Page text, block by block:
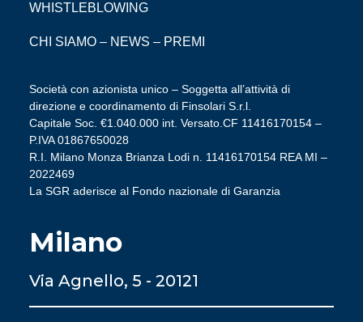
WHISTLEBLOWING
CHI SIAMO – NEWS – PREMI
Società con azionista unico – Soggetta all’attività di
direzione e coordinamento di Finsolari S.r.l.
Capitale Soc. €1.040.000 int. Versato.CF 11416170154 –
P.IVA 01867650028
R.I. Milano Monza Brianza Lodi n. 11416170154 REA MI –
2022469
La SGR aderisce al Fondo nazionale di Garanzia
Milano
Via Agnello, 5 - 20121